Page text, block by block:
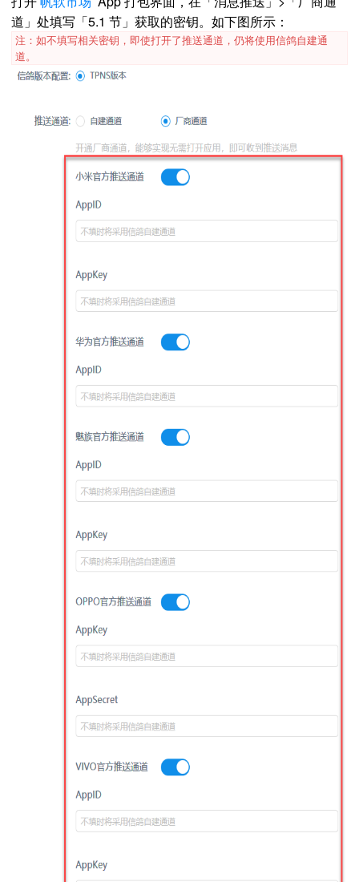
道」处填写「5.1 节」获取的密钥。如下图所示：
注：如不填写相关密钥，即使打开了推送通道，仍将使用信鸽自建通
道。